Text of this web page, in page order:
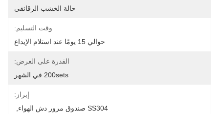
حالة الخشب الرقائقي
وقت التسليم:
حوالي 15 يومًا عند استلام الإيداع
القدرة على العرض:
200sets في الشهر
إبراز:
SS304 صندوق مرور دش الهواء